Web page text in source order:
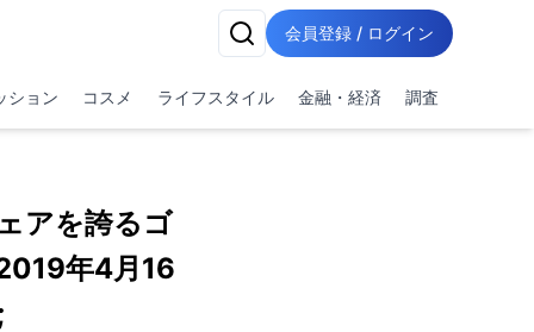
会員登録 / ログイン
ション コスメ ライフスタイル 金融・経済 調査
アを誇るゴ
年4月16